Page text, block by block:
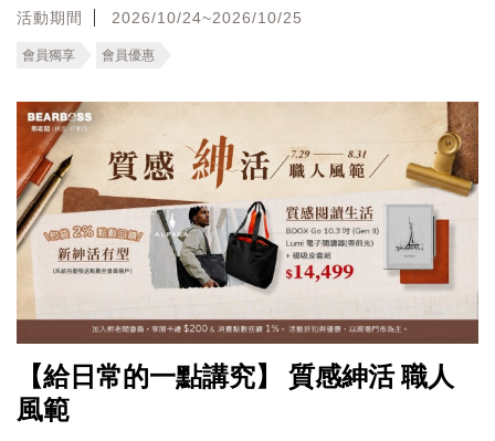
活動期間 2026/10/24~2026/10/25
會員獨享 會員優惠
【給日常的一點講究】 質感紳活 職人
風範